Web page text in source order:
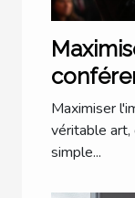
astuces
Maximiser
véritable art,
simple...